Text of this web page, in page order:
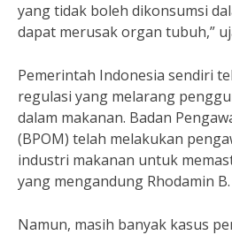
yang tidak boleh dikonsumsi
dapat merusak organ tubuh,”
Pemerintah Indonesia sendiri
regulasi yang melarang
dalam makanan. Badan
(BPOM) telah melakukan
industri makanan untuk
yang mengandung Rhodamin B.
Namun, masih banyak kasus